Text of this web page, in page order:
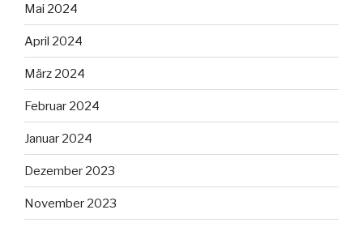
Mai 2024
April 2024
März 2024
Februar 2024
Januar 2024
Dezember 2023
November 2023